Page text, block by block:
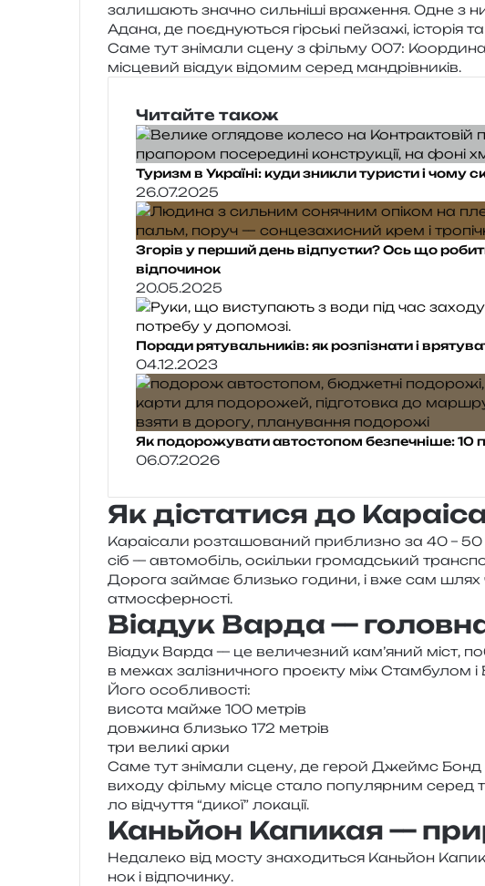
зали­ша­ють зна­чно силь­ні­ші вра­же­н­ня. Одне з
Адана, де поєд­ну­ю­ться гір­ські пей­за­жі, істо­рія
Саме тут зні­ма­ли сцену з філь­му 007:
місце­вий віа­дук відо­мим серед мандрівників.
Читайте також
Туризм в Україні: куди зникли туристи і чому
26.07.2025
Згорів у перший день відпустки? Ось що
відпочинок
20.05.2025
Поради рятувальників: як розпізнати і
04.12.2023
Як подорожувати автостопом безпечніше: 10
06.07.2026
Як дістатися до
Караісали роз­та­шо­ва­ний при­бли­зно за 40 –
сіб — авто­мо­біль, оскіль­ки гро­мад­ський
Дорога займає близь­ко годи­ни, і вже сам шлях
атмосферності.
Віадук Варда —
Віадук Варда — це вели­че­зний кам’яний міст,
в межах залі­зни­чно­го про­є­кту між Стамбулом і
Його осо­бли­во­сті:
висо­та майже 100 метрів
дов­жи­на близь­ко 172 метрів
три вели­кі арки
Саме тут зні­ма­ли сцену, де герой Джеймс Бонд
вихо­ду філь­му місце стало попу­ляр­ним серед
ло від­чу­т­тя “дикої” локації.
Каньйон Капикая —
Недалеко від мосту зна­хо­ди­ться Каньйон
нок і відпочинку.